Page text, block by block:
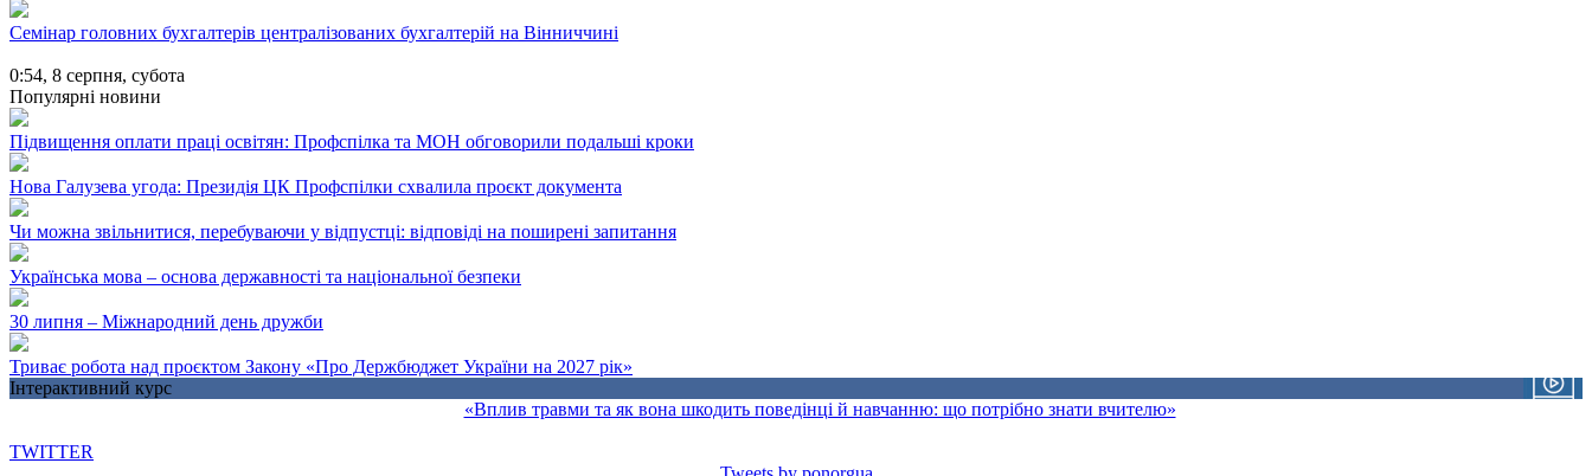
Семінар головних бухгалтерів централізованих бухгалтерій на Вінниччині
0:54, 8 серпня, субота
Популярні новини
Підвищення оплати праці освітян: Профспілка та МОН обговорили подальші кроки
Нова Галузева угода: Президія ЦК Профспілки схвалила проєкт документа
Чи можна звільнитися, перебуваючи у відпустці: відповіді на поширені запитання
Українська мова – основа державності та національної безпеки
30 липня – Міжнародний день дружби
Триває робота над проєктом Закону «Про Держбюджет України на 2027 рік»
Інтерактивний курс
«Вплив травми та як вона шкодить поведінці й навчанню: що потрібно знати вчителю»
TWITTER